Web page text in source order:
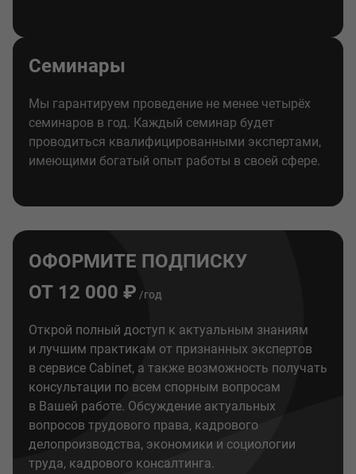
Семинары
Мы гарантируем проведение не менее четырёх
семинаров в год. Каждый семинар будет
проводиться квалифицированными экспертами,
имеющими богатый опыт работы в своей сфере.
ОФОРМИТЕ ПОДПИСКУ
ОТ 12 000 ₽ /год
Открой полный доступ к актуальным знаниям
и лучшим практикам от признанных экспертов
в сервисе Cabinet, а также возможность получать
консультации по всем спорным вопросам
в Вашей работе. Обсуждение актуальных
вопросов трудового права, кадрового
делопроизводства, экономики и социологии
труда, кадрового консалтинга.